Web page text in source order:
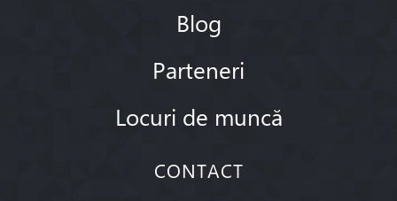
Blog
Parteneri
Locuri de muncă
CONTACT